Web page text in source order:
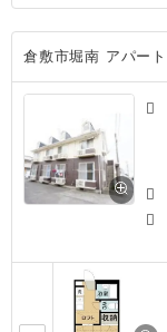
倉敷市堀南 アパート